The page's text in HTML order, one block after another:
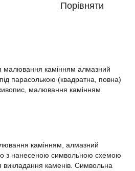
Порівняти
малювання камінням алмазний
парасолькою (квадратна, повна)
малювання камінням
камінням, алмазний
з нанесеною символьною схемою
каменів. Символьна